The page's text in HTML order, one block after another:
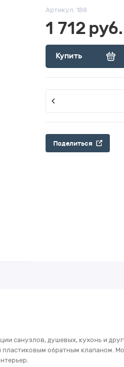
Артикул:188
1 712 руб.
Купить
Поделиться
санузлов, душевых, кухонь и
обратным клапаном.